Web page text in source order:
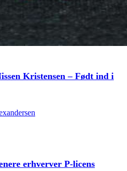
Kristensen – Født ind i
erhverver P-licens